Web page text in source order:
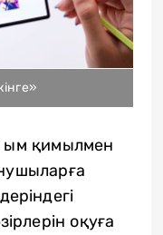
ым қимылмен
оқуға